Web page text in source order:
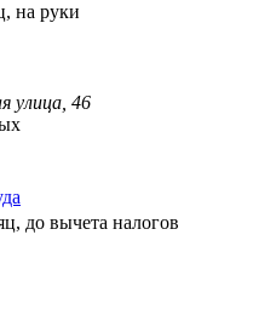
на руки
улица, 46
до вычета налогов